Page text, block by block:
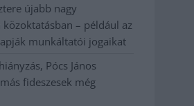
újabb nagy
– például az
munkáltatói jogaikat
Pócs János
fideszesek még